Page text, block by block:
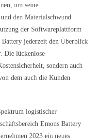
um seine
den Materialschwund
der Softwareplattform
Battery jederzeit den Überblick
Die lückenlose
sondern auch
dem auch die Kunden
logistischer
Emons Battery
2023 ein neues